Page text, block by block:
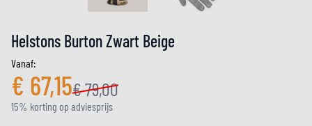
Helstons Burton Zwart Beige
Vanaf:
€ 67,15€ 79,00
15% korting op adviesprijs